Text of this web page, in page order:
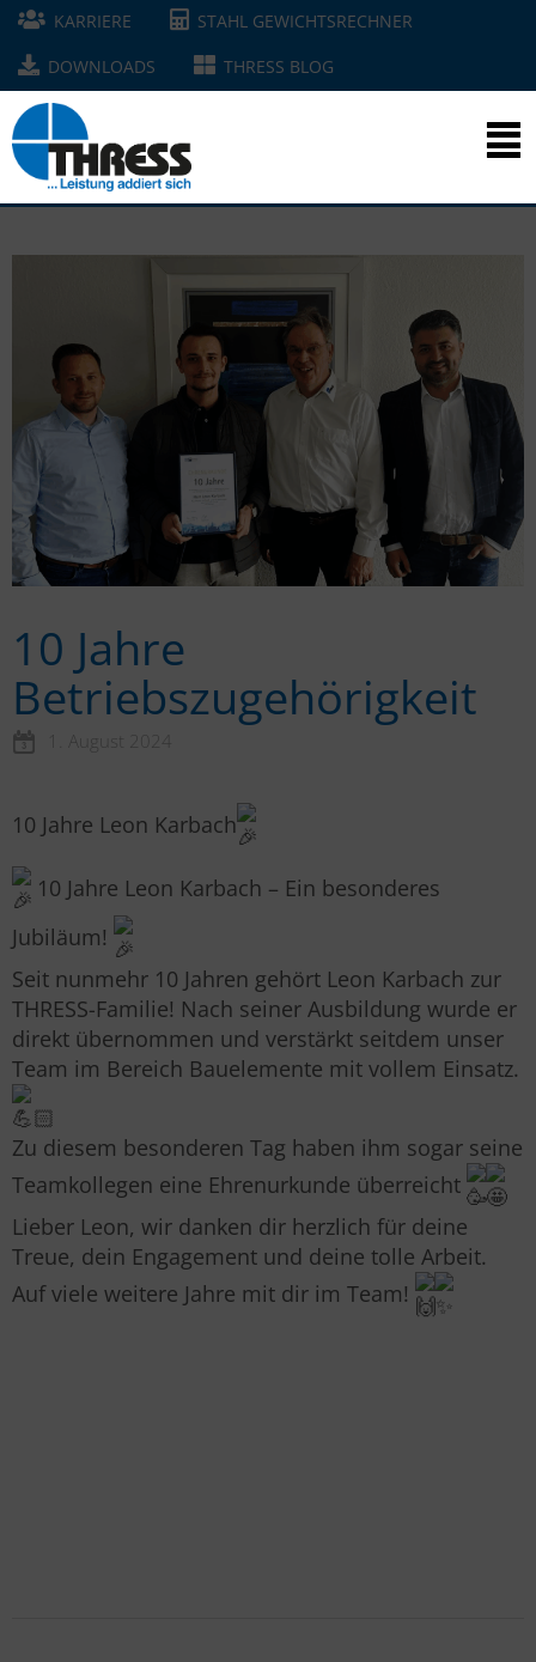
KARRIERE
STAHL GEWICHTSRECHNER
DOWNLOADS
THRESS BLOG
10 Jahre
Betriebszugehörigkeit
1. August 2024
10 Jahre Leon Karbach
10 Jahre Leon Karbach – Ein besonderes
Jubiläum!
Seit nunmehr 10 Jahren gehört Leon Karbach zur
THRESS-Familie! Nach seiner Ausbildung wurde er
direkt übernommen und verstärkt seitdem unser
Team im Bereich Bauelemente mit vollem Einsatz.
Zu diesem besonderen Tag haben ihm sogar seine
Teamkollegen eine Ehrenurkunde überreicht
Lieber Leon, wir danken dir herzlich für deine
Treue, dein Engagement und deine tolle Arbeit.
Auf viele weitere Jahre mit dir im Team!